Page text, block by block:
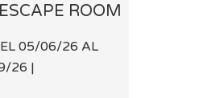
ROOM
05/06/26 AL
26 |